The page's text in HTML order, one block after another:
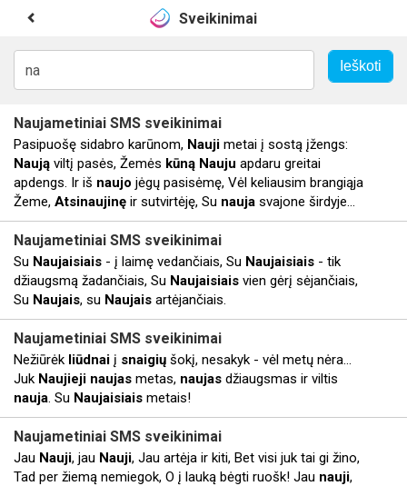
Sveikinimai
Naujametiniai SMS sveikinimai
Pasipuošę sidabro karūnom, Nauji metai į sostą įžengs:
Naują viltį pasės, Žemės kūną Nauju apdaru greitai
apdengs. Ir iš naujo jėgų pasisėmę, Vėl keliausim brangiąja
Žeme, Atsinaujinę ir sutvirtėję, Su nauja svajone širdyje...
Naujametiniai SMS sveikinimai
Su Naujaisiais - į laimę vedančiais, Su Naujaisiais - tik
džiaugsmą žadančiais, Su Naujaisiais vien gėrį sėjančiais,
Su Naujais, su Naujais artėjančiais.
Naujametiniai SMS sveikinimai
Nežiūrėk liūdnai į snaigių šokį, nesakyk - vėl metų nėra...
Juk Naujieji naujas metas, naujas džiaugsmas ir viltis
nauja. Su Naujaisiais metais!
Naujametiniai SMS sveikinimai
Jau Nauji, jau Nauji, Jau artėja ir kiti, Bet visi juk tai gi žino,
Tad per žiemą nemiegok, O į lauką bėgti ruošk! Jau nauji,